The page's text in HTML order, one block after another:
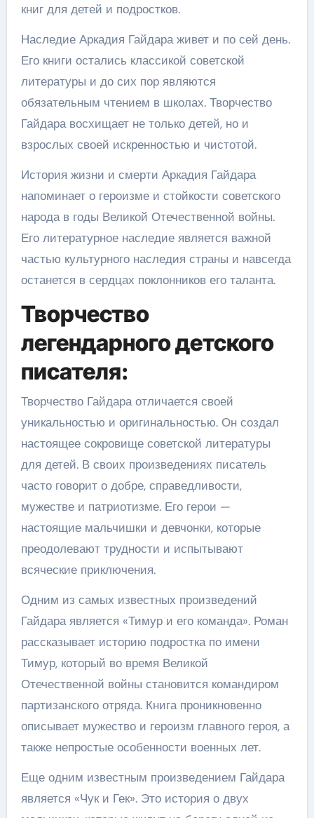
книг для детей и подростков.
Наследие Аркадия Гайдара живет и по сей день.
Его книги остались классикой советской
литературы и до сих пор являются
обязательным чтением в школах. Творчество
Гайдара восхищает не только детей, но и
взрослых своей искренностью и чистотой.
История жизни и смерти Аркадия Гайдара
напоминает о героизме и стойкости советского
народа в годы Великой Отечественной войны.
Его литературное наследие является важной
частью культурного наследия страны и навсегда
останется в сердцах поклонников его таланта.
Творчество
легендарного детского
писателя:
Творчество Гайдара отличается своей
уникальностью и оригинальностью. Он создал
настоящее сокровище советской литературы
для детей. В своих произведениях писатель
часто говорит о добре, справедливости,
мужестве и патриотизме. Его герои —
настоящие мальчишки и девчонки, которые
преодолевают трудности и испытывают
всяческие приключения.
Одним из самых известных произведений
Гайдара является «Тимур и его команда». Роман
рассказывает историю подростка по имени
Тимур, который во время Великой
Отечественной войны становится командиром
партизанского отряда. Книга проникновенно
описывает мужество и героизм главного героя, а
также непростые особенности военных лет.
Еще одним известным произведением Гайдара
является «Чук и Гек». Это история о двух